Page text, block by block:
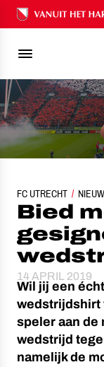
Ons nalatenschap
FC UTRECHT BIED
Bied
14 APRIL 2019
Wil jij een
wedstrijdshirt
speler aan de
wedstrijd
namelijk de